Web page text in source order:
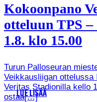
Kokoonpano
otteluun TPS
1.8. klo 15.00
Turun Palloseuran
Veikkausliigan
Veritas Stadionilla kello
ostaa[…]
LUE LISÄÄ